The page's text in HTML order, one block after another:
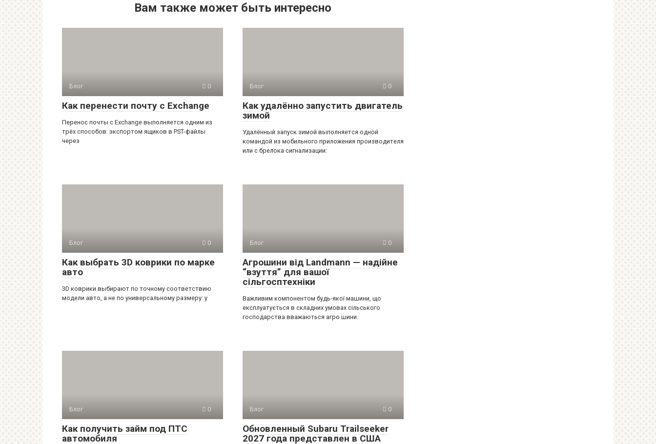
Вам также может быть интересно
Блог 0
Как перенести почту с Exchange
Перенос почты с Exchange выполняется одним из
трёх способов: экспортом ящиков в PST-файлы
через
Блог 0
Как удалённо запустить двигатель
зимой
Удалённый запуск зимой выполняется одной
командой из мобильного приложения производителя
или с брелока сигнализации:
Блог 0
Как выбрать 3D коврики по марке
авто
3D коврики выбирают по точному соответствию
модели авто, а не по универсальному размеру: у
Блог 0
Агрошини від Landmann — надійне
“взуття” для вашої
сільгосптехніки
Важливим компонентом будь-якої машини, що
експлуатується в складних умовах сільського
господарства вважаються агро шини.
Блог 0
Как получить займ под ПТС
автомобиля
Блог 0
Обновленный Subaru Trailseeker
2027 года представлен в США